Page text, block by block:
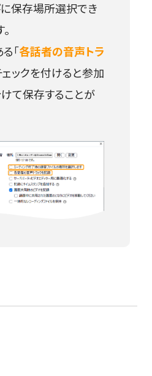
保存場所選択でき
「各話者の音声トラ
ェックを付けると参加
て保存することが